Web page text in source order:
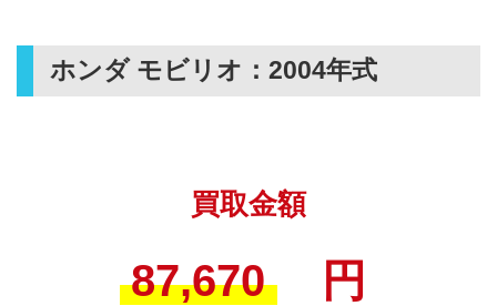
ホンダ モビリオ： 2004年式
買取金額
87,670 円